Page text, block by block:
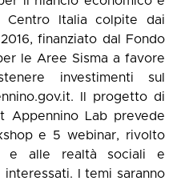
Italia colpite dai
finanziato dal Fondo
le Aree Sisma a favore
investimenti sul
. Il progetto di
Appennino Lab prevede
e 5 webinar, rivolto
e alle realtà sociali e
I temi saranno